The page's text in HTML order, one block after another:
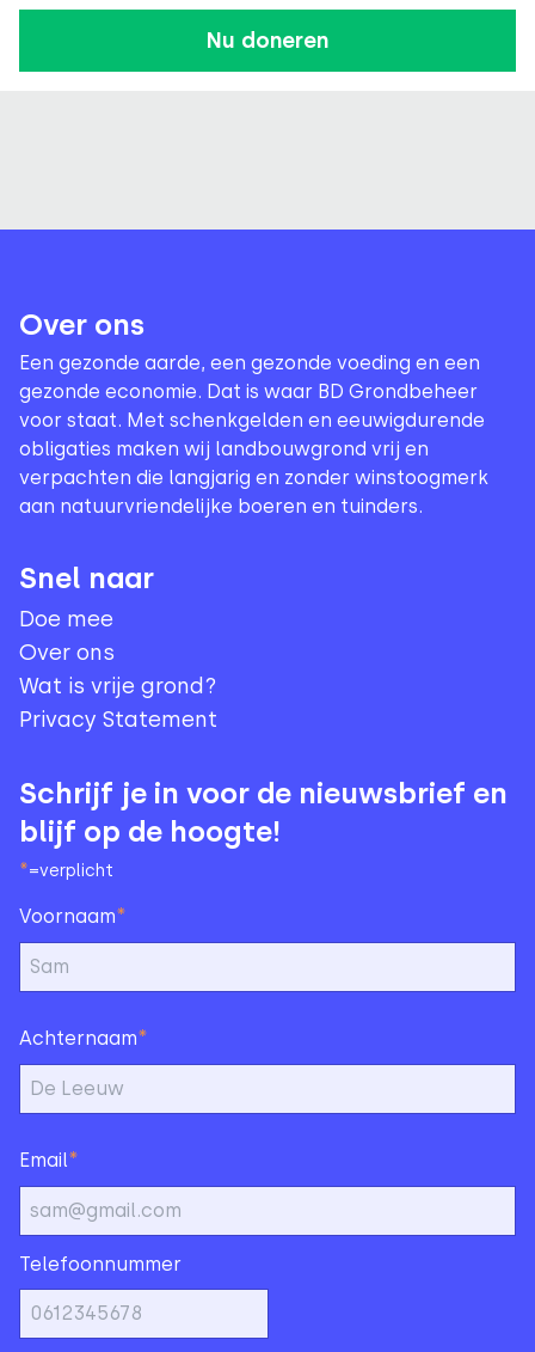
Nu doneren
Over ons
Een gezonde aarde, een gezonde voeding en een
gezonde economie. Dat is waar BD Grondbeheer
voor staat. Met schenkgelden en eeuwigdurende
obligaties maken wij landbouwgrond vrij en
verpachten die langjarig en zonder winstoogmerk
aan natuurvriendelijke boeren en tuinders.
Snel naar
Doe mee
Over ons
Wat is vrije grond?
Privacy Statement
Schrijf je in voor de nieuwsbrief en
blijf op de hoogte!
*=verplicht
Voornaam*
Achternaam*
Email*
Telefoonnummer